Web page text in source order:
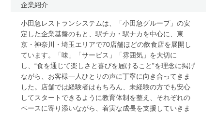
企業紹介
小田急レストランシステムは、「小田急グループ」の安
定した企業基盤のもと、駅チカ・駅ナカを中心に、東
京・神奈川・埼玉エリアで70店舗ほどの飲食店を展開し
ています。「味」「サービス」「雰囲気」を大切に
し、“食を通じて楽しさと喜びを届けること”を理念に掲げ
ながら、お客様一人ひとりの声に丁寧に向き合ってきま
した。店舗では経験者はもちろん、未経験の方でも安心
してスタートできるように教育体制を整え、それぞれの
ペースに寄り添いながら、着実な成長を支援していきま